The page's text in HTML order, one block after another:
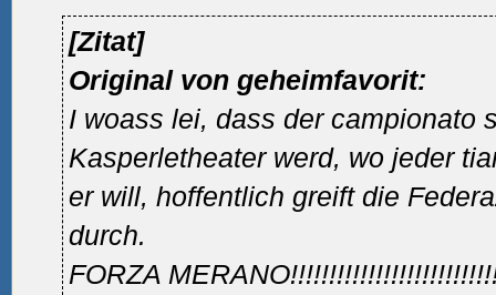
[Zitat]
Original von geheimfavorit:
I woass lei, dass der campionato
Kasperletheater werd, wo jeder
er will, hoffentlich greift die
durch.
FORZA